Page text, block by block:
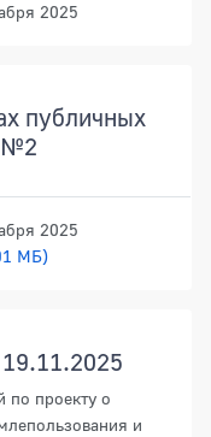
2025
публичных
№2
2025
МБ)
по проекту о
и